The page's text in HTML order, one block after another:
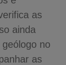
as
ainda
no
as